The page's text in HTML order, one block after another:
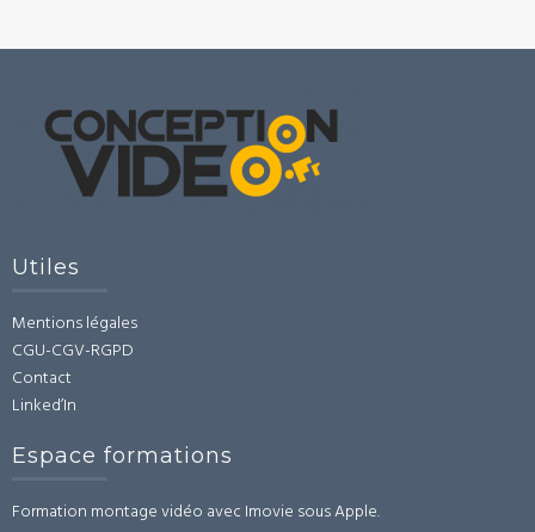
Utiles
Mentions légales
CGU-CGV-RGPD
Contact
Linked’In
Espace formations
Formation montage vidéo avec Imovie sous Apple.